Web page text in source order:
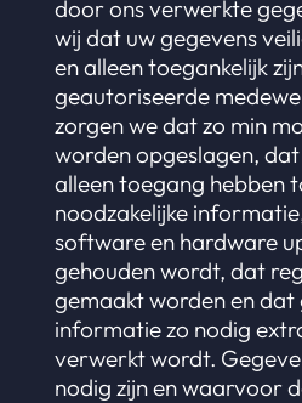
door ons verwerkte
wij dat uw gegevens
en alleen toegankelijk
geautoriseerde
zorgen we dat zo min
worden opgeslagen,
alleen toegang hebben
noodzakelijke
software en hardware
gehouden wordt, dat
gemaakt worden en dat
informatie zo nodig
verwerkt wordt.
nodig zijn en waarvoor